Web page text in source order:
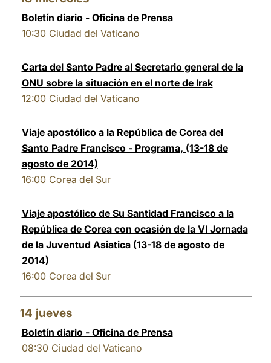
Boletín diario - Oficina de Prensa
10:30 Ciudad del Vaticano
Carta del Santo Padre al Secretario general de la
ONU sobre la situación en el norte de Irak
12:00 Ciudad del Vaticano
Viaje apostólico a la República de Corea del
Santo Padre Francisco - Programa, (13-18 de
agosto de 2014)
16:00 Corea del Sur
Viaje apostólico de Su Santidad Francisco a la
República de Corea con ocasión de la VI Jornada
de la Juventud Asiatica (13-18 de agosto de
2014)
16:00 Corea del Sur
14 jueves
Boletín diario - Oficina de Prensa
08:30 Ciudad del Vaticano